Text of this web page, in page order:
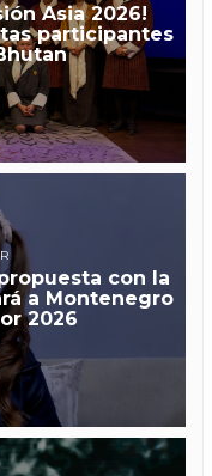
Asia 2026!
participantes
con la
a Montenegro
2026